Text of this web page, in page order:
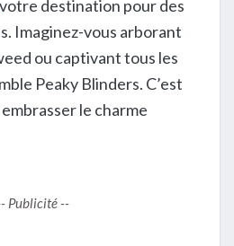
destination pour des
Imaginez-vous arborant
ou captivant tous les
Peaky Blinders. C’est
le charme
Publicité --